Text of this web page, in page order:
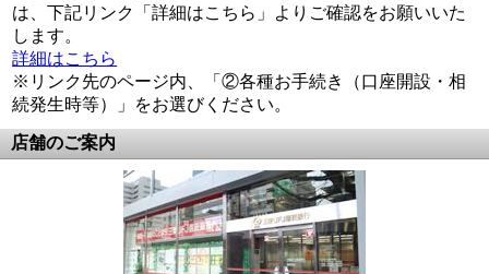
は、下記リンク「詳細はこちら」よりご確認をお願いいた
します。
詳細はこちら
※リンク先のページ内、「②各種お手続き（口座開設・相
続発生時等）」をお選びください。
店舗のご案内